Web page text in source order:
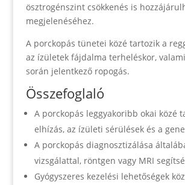
ösztrogénszint csökkenés is
megjelenéséhez.
A porckopás tünetei közé tartozik a
az ízületek fájdalma terheléskor,
során jelentkező ropogás.
Összefoglaló
A porckopás leggyakoribb okai közé
elhízás, az ízületi sérülések és a
A porckopás diagnosztizálása
vizsgálattal, röntgen vagy MRI
Gyógyszeres kezelési lehetőségek